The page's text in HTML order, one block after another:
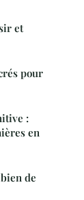
et
pour
:
en
de